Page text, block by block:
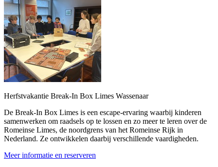
Herfstvakantie Break-In Box Limes Wassenaar
De Break-In Box Limes is een escape-ervaring waarbij kinderen
samenwerken om raadsels op te lossen en zo meer te leren over de
Romeinse Limes, de noordgrens van het Romeinse Rijk in
Nederland. Ze ontwikkelen daarbij verschillende vaardigheden.
Meer informatie en reserveren